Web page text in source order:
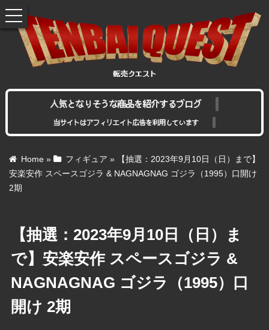
人気となりそうな商品を紹介するブログ
当サイトはアフィリエイト広告を利用しています
Home » フィギュア »
【抽選：2023年9月10日（日）まで】
安楽安作 スペースゴジラ & NAGNAGNAG ゴジラ（1995）口開け
2期
【抽選：2023年9月10日（日）ま
で】安楽安作 スペースゴジラ &
NAGNAGNAG ゴジラ（1995）口
開け 2期
toggle
navigation